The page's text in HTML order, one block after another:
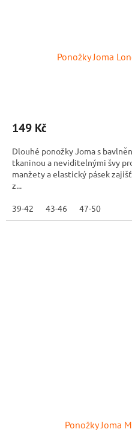
Ponožky Joma
149 Kč
Dlouhé ponožky Joma s
tkaninou a neviditelnými švy
manžety a elastický pásek
z...
39-42 43-46 47-50
Ponožky Joma